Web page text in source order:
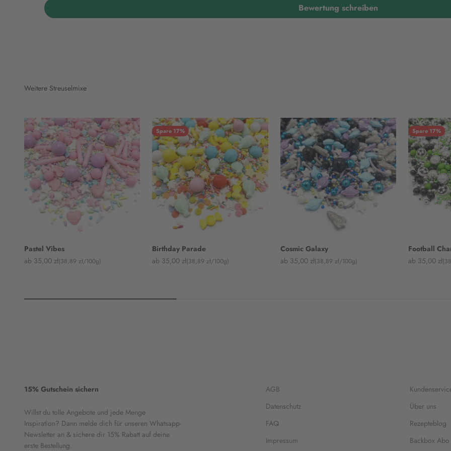
Bewertung schreiben
Weitere Streuselmixe
Pastel Vibes
Angebot
ab 35,00 zł(38,89 zł/100g)
Spare 17%
Birthday Parade
Angebot
ab 35,00 zł(38,89 zł/100g)
Cosmic Galaxy
Angebot
ab 35,00 zł(38,89 zł/100g)
Spare 17%
Football
Angebot
ab 35,00 zł
15% Gutschein sichern
Willst du tolle Angebote und jede Menge
Inspiration? Dann melde dich für unseren Whatsapp-
Newsletter an & sichere dir 15% Rabatt auf deine
erste Bestellung.
AGB
Datenschutz
FAQ
Impressum
Über uns
Rezepteblog
Backbox